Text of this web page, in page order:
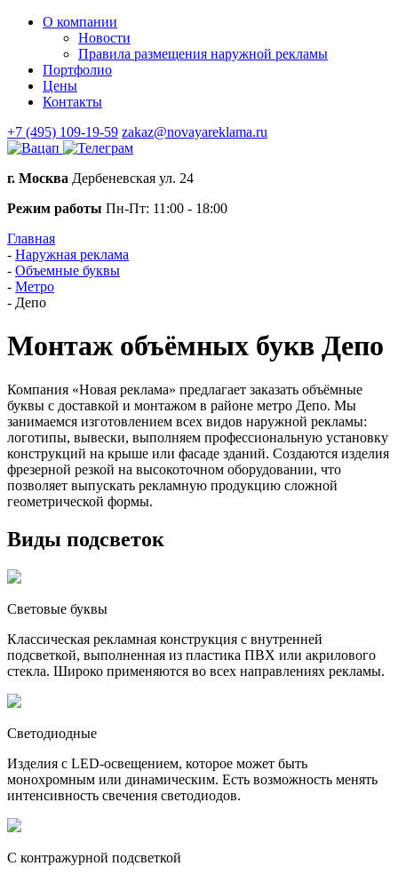
О компании
Новости
Правила размещения наружной рекламы
Портфолио
Цены
Контакты
+7 (495) 109-19-59 zakaz@novayareklama.ru
г. Москва Дербеневская ул. 24
Режим работы Пн-Пт: 11:00 - 18:00
Главная
- Наружная реклама
- Объемные буквы
- Метро
- Депо
Монтаж объёмных букв Депо
Компания «Новая реклама» предлагает заказать объёмные
буквы с доставкой и монтажом в районе метро Депо. Мы
занимаемся изготовлением всех видов наружной рекламы:
логотипы, вывески, выполняем профессиональную установку
конструкций на крыше или фасаде зданий. Создаются изделия
фрезерной резкой на высокоточном оборудовании, что
позволяет выпускать рекламную продукцию сложной
геометрической формы.
Виды подсветок
Световые буквы
Классическая рекламная конструкция с внутренней
подсветкой, выполненная из пластика ПВХ или акрилового
стекла. Широко применяются во всех направлениях рекламы.
Светодиодные
Изделия с LED-освещением, которое может быть
монохромным или динамическим. Есть возможность менять
интенсивность свечения светодиодов.
С контражурной подсветкой